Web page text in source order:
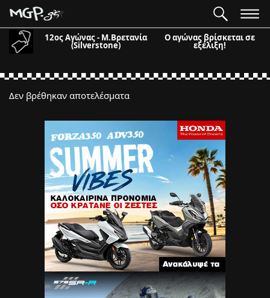
12ος Αγώνας - Μ.Βρετανία
(Silverstone)
Ο αγώνας βρίσκεται σε
εξέλιξη!
Δεν βρέθηκαν αποτελέσματα